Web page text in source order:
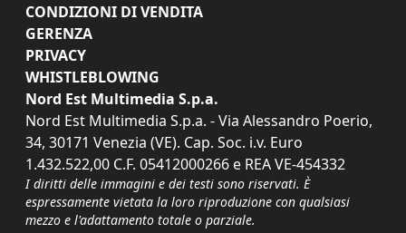
CONDIZIONI DI VENDITA
GERENZA
PRIVACY
WHISTLEBLOWING
Nord Est Multimedia S.p.a.
Nord Est Multimedia S.p.a. - Via Alessandro Poerio,
34, 30171 Venezia (VE). Cap. Soc. i.v. Euro
1.432.522,00 C.F. 05412000266 e REA VE-454332
I diritti delle immagini e dei testi sono riservati. È
espressamente vietata la loro riproduzione con qualsiasi
mezzo e l'adattamento totale o parziale.